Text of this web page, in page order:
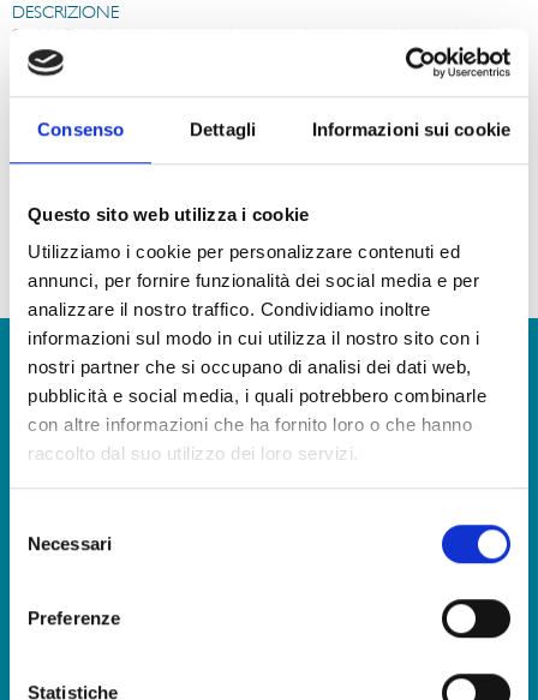
Consenso Dettagli Informazioni sui cookie
Questo sito web utilizza i cookie
Utilizziamo i cookie per personalizzare contenuti ed
annunci, per fornire funzionalità dei social media e per
analizzare il nostro traffico. Condividiamo inoltre
informazioni sul modo in cui utilizza il nostro sito con i
nostri partner che si occupano di analisi dei dati web,
pubblicità e social media, i quali potrebbero combinarle
con altre informazioni che ha fornito loro o che hanno
raccolto dal suo utilizzo dei loro servizi.
delNecessari
Preferenze
Statistiche
DESCRIZIONE
Squisiti filetti di sgombro scrupolosamente lavorati e puliti manualmente
secondo un’antica ricetta, conditi con olio per preservare e garantire il
sapore unico del pesce.
I filetti di sgombro sono perfetti come antipasto poiché già pronti per il
consumo, inoltre rappresentano una valida alternativa per un secondo
insalate di riso.
Ottimi nei sandwich con lattuga, i nostri pomodori “pronto chef”.
la nostra continua ricerca della qualità fa sì che alcuni ingredienti e materie prime possano
Vuoi avere maggiori informazioni e ricevere il nostro
catalogo prodotti?
Porta in tavola il sapore del mare, in qualsiasi occasione